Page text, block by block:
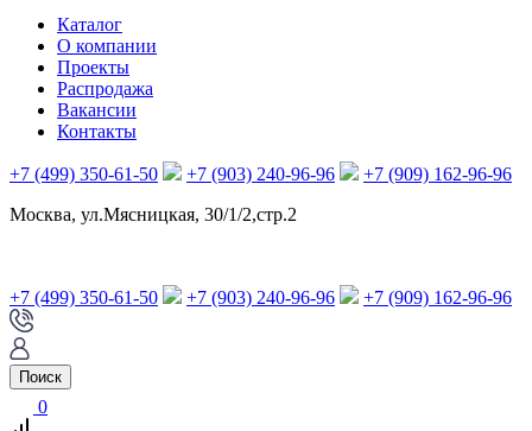
Каталог
О компании
Проекты
Распродажа
Вакансии
Контакты
+7 (499) 350-61-50 +7 (903) 240-96-96
+7 (909) 162-96-96
Москва, ул.Мясницкая, 30/1/2,стр.2
+7 (499) 350-61-50 +7 (903) 240-96-96 +7 (909) 162-96-96
Поиск
0